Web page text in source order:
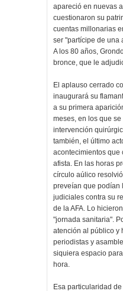
apareció en nuevas
cuestionaron su
cuentas millonarias
ser "partícipe de una
A los 80 años,
bronce, que le
El aplauso cerrado
inaugurará su
a su primera
meses, en los que
intervención
también, el último
acontecimientos
afista. En las horas
círculo aúlico
preveían que podían
judiciales contra su
de la AFA. Lo
"jornada sanitaria".
atención al público y
periodistas y
siquiera espacio
hora.
Esa particularidad